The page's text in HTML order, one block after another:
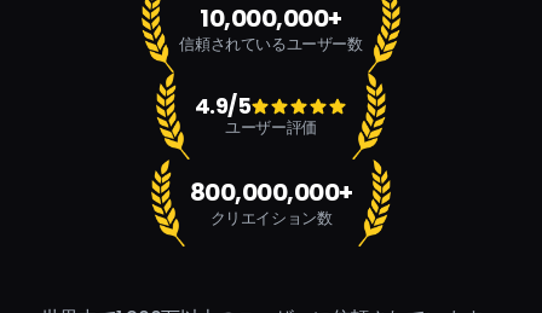
10,000,000+
信頼されているユーザー数
4.9/5
ユーザー評価
800,000,000+
クリエイション数